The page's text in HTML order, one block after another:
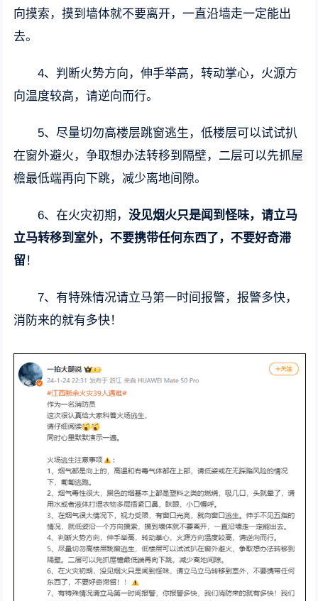
向摸索，摸到墙体就不要离开，一直沿墙走一定能出
去。
4、判断火势方向，伸手举高，转动掌心，火源方
向温度较高，请逆向而行。
5、尽量切勿高楼层跳窗逃生，低楼层可以试试扒
在窗外避火，争取想办法转移到隔壁，二层可以先抓屋
檐最低端再向下跳，减少离地间隙。
6、在火灾初期，没见烟火只是闻到怪味，请立马
立马转移到室外，不要携带任何东西了，不要好奇滞
留！
7、有特殊情况请立马第一时间报警，报警多快，
消防来的就有多快！